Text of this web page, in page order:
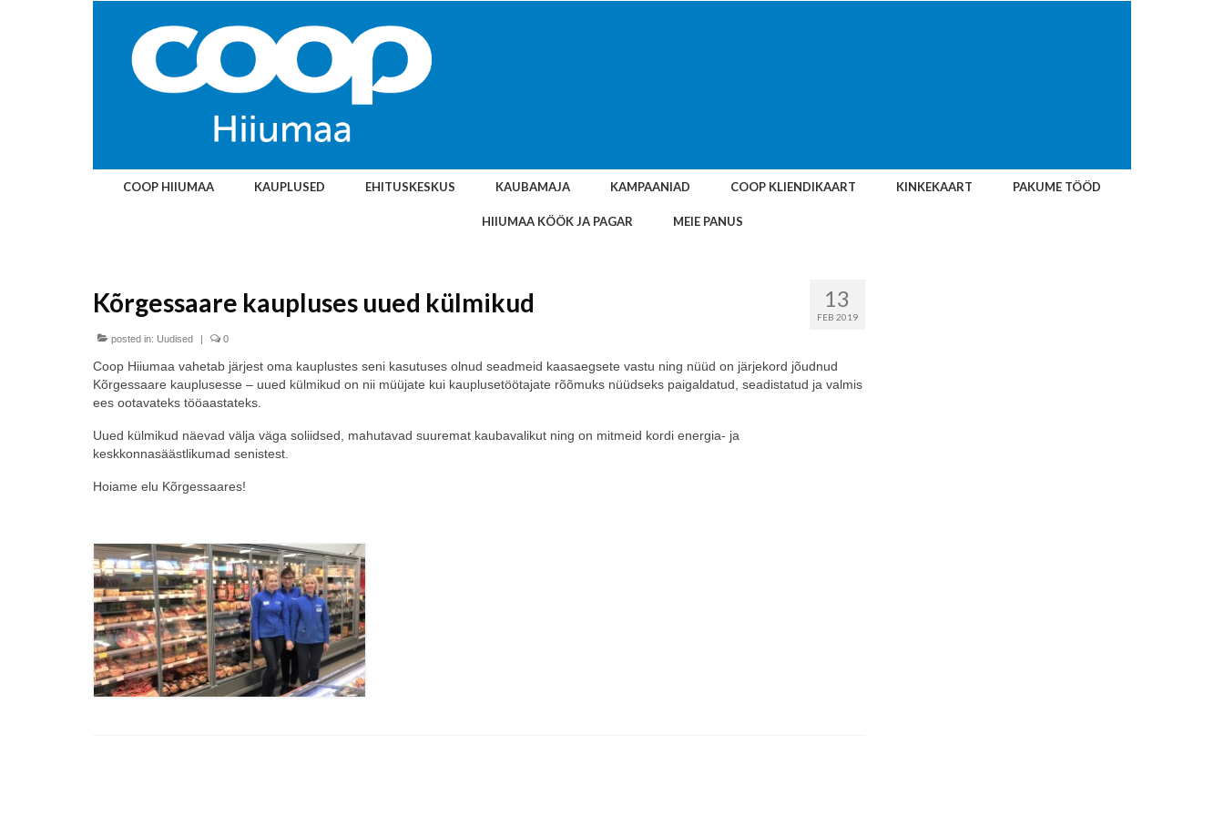
COOP HIIUMAA KAUPLUSED EHITUSKESKUS KAUBAMAJA KAMPAANIAD COOP KLIENDIKAART KINKEKAART PAKUME TÖÖD
HIIUMAA KÖÖK JA PAGAR MEIE PANUS
13
FEB 2019
Kõrgessaare kaupluses uued külmikud
posted in: Uudised | 0
Coop Hiiumaa vahetab järjest oma kauplustes seni kasutuses olnud seadmeid kaasaegsete vastu ning nüüd on järjekord jõudnud
Kõrgessaare kauplusesse – uued külmikud on nii müüjate kui kauplusetöötajate rõõmuks nüüdseks paigaldatud, seadistatud ja valmis
ees ootavateks tööaastateks.
Uued külmikud näevad välja väga soliidsed, mahutavad suuremat kaubavalikut ning on mitmeid kordi energia- ja
keskkonnasäästlikumad senistest.
Hoiame elu Kõrgessaares!